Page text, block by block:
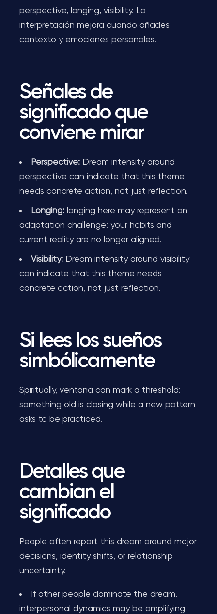
perspective, longing, visibility. La
interpretación mejora cuando añades
contexto y emociones personales.
Señales de
significado que
conviene mirar
Perspective: Dream intensity around
perspective can indicate that this theme
needs concrete action, not just reflection.
Longing: longing here may represent an
adaptation challenge: your habits and
current reality are no longer aligned.
Visibility: Dream intensity around visibility
can indicate that this theme needs
concrete action, not just reflection.
Si lees los sueños
simbólicamente
Spiritually, ventana can mark a threshold:
something old is closing while a new pattern
asks to be practiced.
Detalles que
cambian el
significado
People often report this dream around major
decisions, identity shifts, or relationship
uncertainty.
If other people dominate the dream,
interpersonal dynamics may be amplifying